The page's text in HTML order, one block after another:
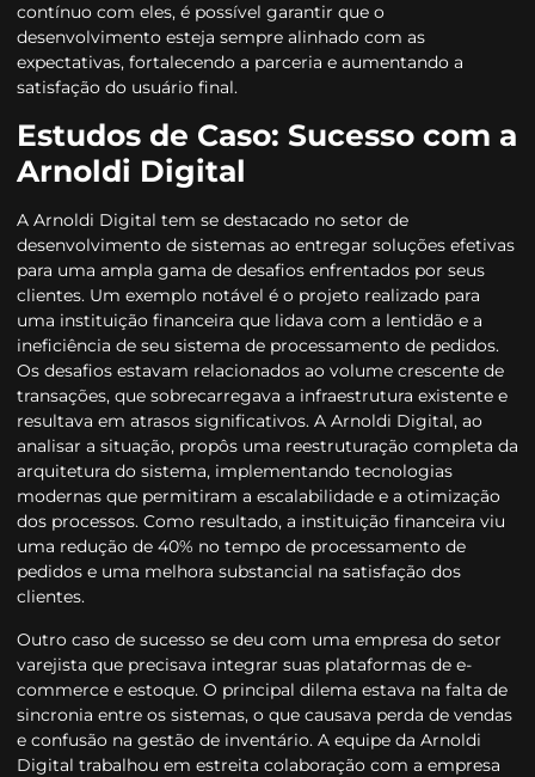
contínuo com eles, é possível garantir que o
desenvolvimento esteja sempre alinhado com as
expectativas, fortalecendo a parceria e aumentando a
satisfação do usuário final.
Estudos de Caso: Sucesso com a
Arnoldi Digital
A Arnoldi Digital tem se destacado no setor de
desenvolvimento de sistemas ao entregar soluções efetivas
para uma ampla gama de desafios enfrentados por seus
clientes. Um exemplo notável é o projeto realizado para
uma instituição financeira que lidava com a lentidão e a
ineficiência de seu sistema de processamento de pedidos.
Os desafios estavam relacionados ao volume crescente de
transações, que sobrecarregava a infraestrutura existente e
resultava em atrasos significativos. A Arnoldi Digital, ao
analisar a situação, propôs uma reestruturação completa da
arquitetura do sistema, implementando tecnologias
modernas que permitiram a escalabilidade e a otimização
dos processos. Como resultado, a instituição financeira viu
uma redução de 40% no tempo de processamento de
pedidos e uma melhora substancial na satisfação dos
clientes.
Outro caso de sucesso se deu com uma empresa do setor
varejista que precisava integrar suas plataformas de e-
commerce e estoque. O principal dilema estava na falta de
sincronia entre os sistemas, o que causava perda de vendas
e confusão na gestão de inventário. A equipe da Arnoldi
Digital trabalhou em estreita colaboração com a empresa